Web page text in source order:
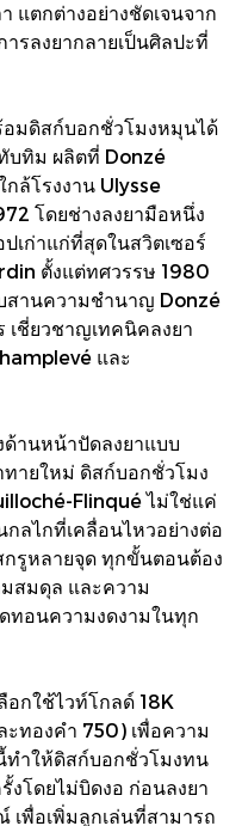
แตกต่างอย่างชัดเจนจาก
รลงยากลายเป็นศิลปะที่
อมดิสก์บอกชั่วโมงหมุนได้
บทิม ผลิตที่ Donzé
ล้โรงงาน Ulysse
โดยช่างลงยามือหนึ่ง
เก่าแก่ที่สุดในสวิตเซอร์
ตั้งแต่ทศวรรษ 1980
สานความชำนาญ Donzé
เชี่ยวชาญเทคนิคลงยา
และ
านหน้าปัดลงยาแบบ
ทายใหม่ ดิสก์บอกชั่วโมง
Flinqué ไม่ใช่แค่
ลไกที่เคลื่อนไหวอย่างต่อ
กรูหลายจุด ทุกขั้นตอนต้อง
สมดุล และความ
ทอนความงดงามในทุก
อกใช้ไวท์โกลด์ 18K
ะทองคำ 750) เพื่อความ
ำให้ดิสก์บอกชั่วโมงทน
งโดยไม่บิดงอ ก่อนลงยา
พื่อเพิ่มลูกเล่นที่สามารถ